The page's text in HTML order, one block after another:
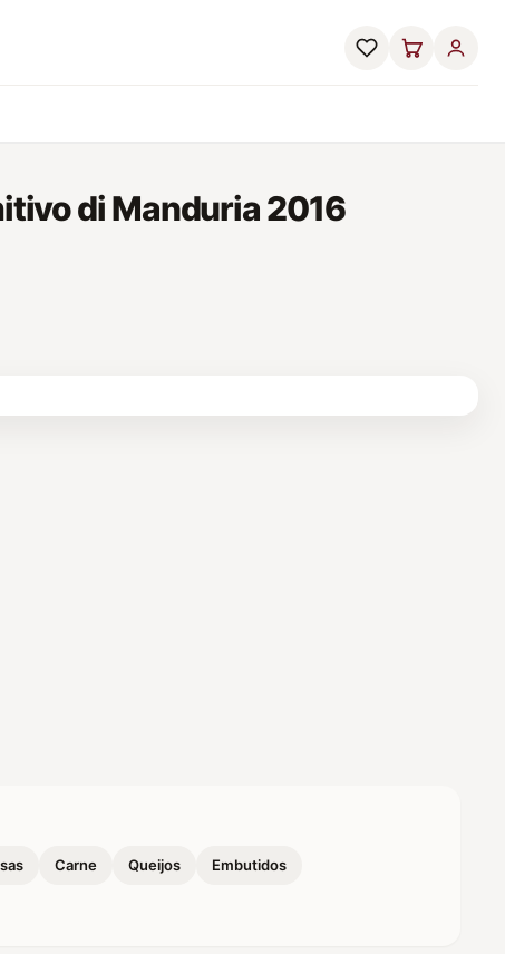
di Manduria 2016
Carne Queijos Embutidos